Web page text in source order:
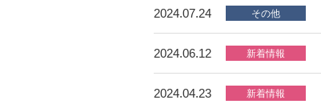
2024.07.24
2024.06.12
2024.04.23